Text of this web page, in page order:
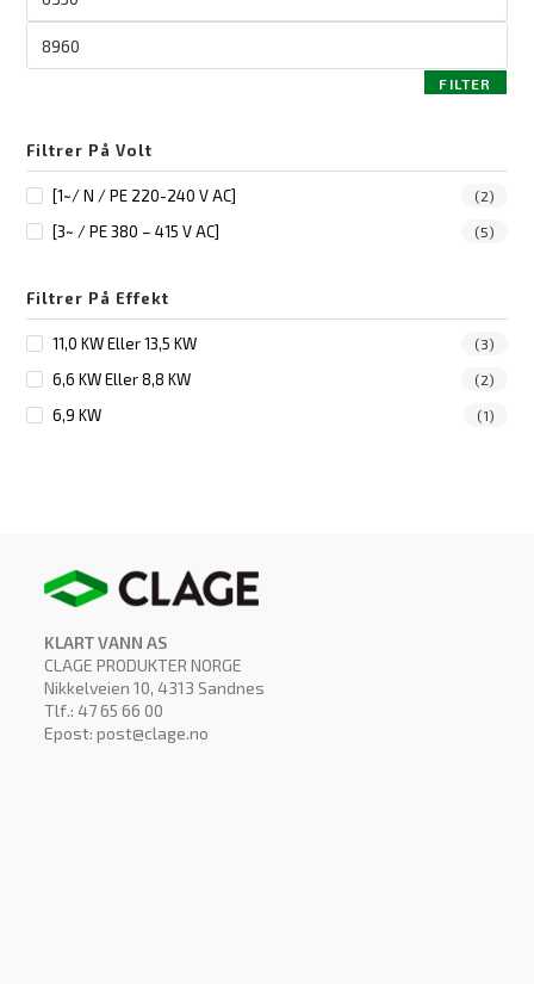
fra
FILTER
Filtrer På Volt
[1~/ N / PE 220-240 V AC] (2)
[3~ / PE 380 – 415 V AC] (5)
Filtrer På Effekt
11,0 KW Eller 13,5 KW (3)
6,6 KW Eller 8,8 KW (2)
6,9 KW (1)
KLART VANN AS
CLAGE PRODUKTER NORGE
Nikkelveien 10, 4313 Sandnes
Tlf.: 47 65 66 00
Epost: post@clage.no